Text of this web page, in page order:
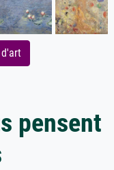
pensent